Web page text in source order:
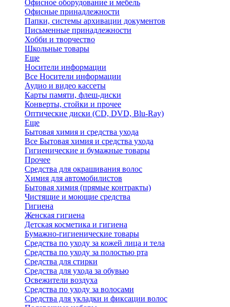
Офисное оборудование и мебель
Офисные принадлежности
Папки, системы архивации документов
Письменные принадлежности
Хобби и творчество
Школьные товары
Еще
Носители информации
Все Носители информации
Аудио и видео кассеты
Карты памяти, флеш-диски
Конверты, стойки и прочее
Оптические диски (CD, DVD, Blu-Ray)
Еще
Бытовая химия и средства ухода
Все Бытовая химия и средства ухода
Гигиенические и бумажные товары
Прочее
Средства для окрашивания волос
Химия для автомобилистов
Бытовая химия (прямые контракты)
Чистящие и моющие средства
Гигиена
Женская гигиена
Детская косметика и гигиена
Бумажно-гигиенические товары
Средства по уходу за кожей лица и тела
Средства по уходу за полостью рта
Средства для стирки
Средства для ухода за обувью
Освежители воздуха
Средства по уходу за волосами
Средства для укладки и фиксации волос